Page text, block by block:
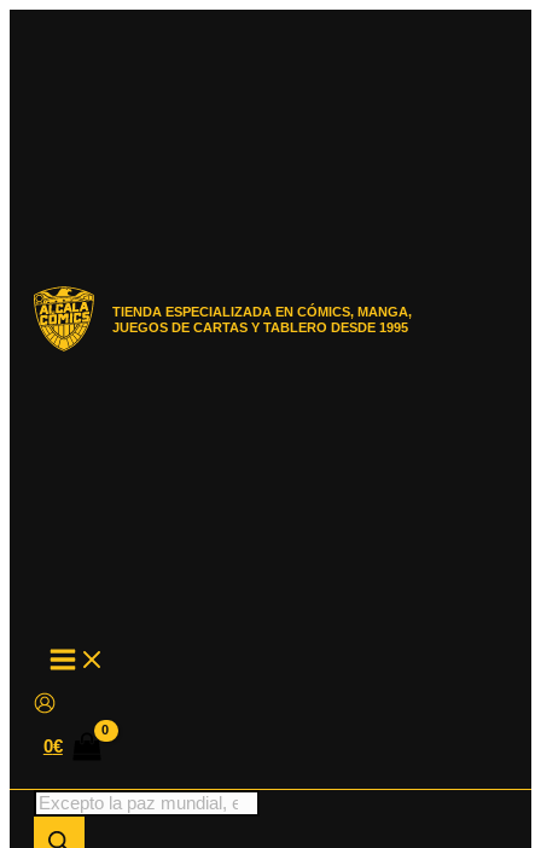
TIENDA ESPECIALIZADA EN CÓMICS, MANGA,
JUEGOS DE CARTAS Y TABLERO DESDE 1995
MAIN
MENU
0€
Búsqueda
de
productos